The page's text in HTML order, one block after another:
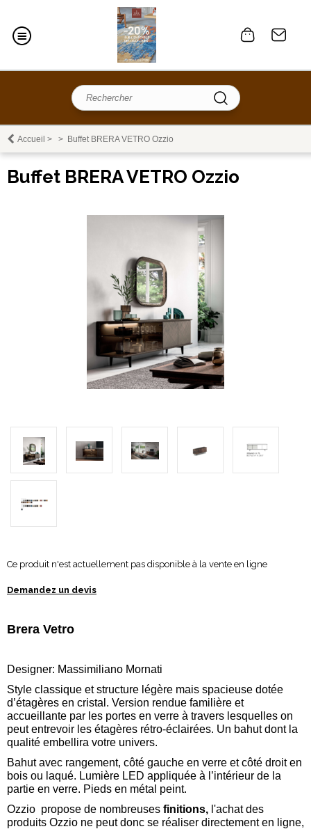
Accueil > > Buffet BRERA VETRO Ozzio
Buffet BRERA VETRO Ozzio
Ce produit n'est actuellement pas disponible à la vente en ligne
Demandez un devis
Brera Vetro
Designer: Massimiliano Mornati
Style classique et structure légère mais spacieuse dotée
d’étagères en cristal. Version rendue familière et
accueillante par les portes en verre à travers lesquelles on
peut entrevoir les étagères rétro-éclairées. Un bahut dont la
qualité embellira votre univers.
Bahut avec rangement, côté gauche en verre et côté droit en
bois ou laqué. Lumière LED appliquée à l’intérieur de la
partie en verre. Pieds en métal peint.
Ozzio propose de nombreuses finitions, l'achat des
produits Ozzio ne peut donc se réaliser directement en ligne,